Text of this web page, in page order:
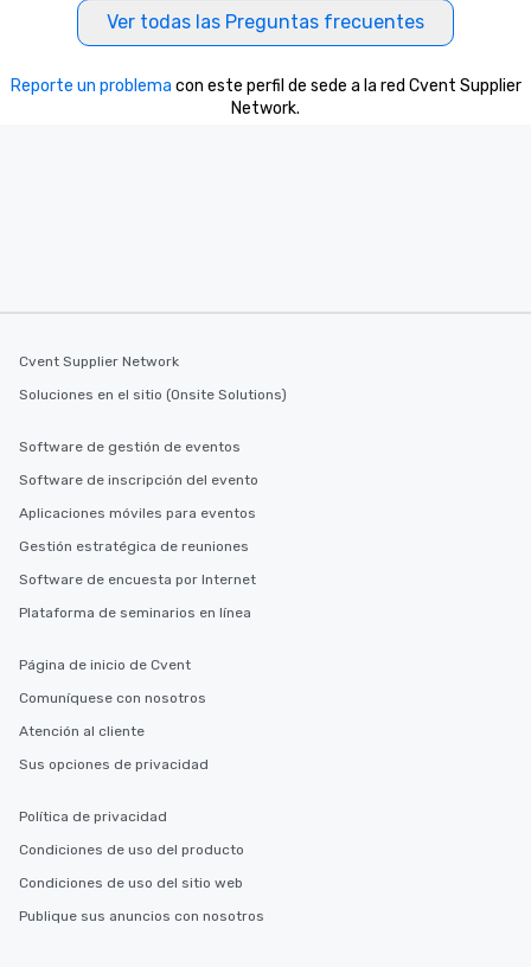
Ver todas las Preguntas frecuentes
Reporte un problema con este perfil de sede a la red Cvent Supplier
Network.
Cvent Supplier Network
Soluciones en el sitio (Onsite Solutions)
Software de gestión de eventos
Software de inscripción del evento
Aplicaciones móviles para eventos
Gestión estratégica de reuniones
Software de encuesta por Internet
Plataforma de seminarios en línea
Página de inicio de Cvent
Comuníquese con nosotros
Atención al cliente
Sus opciones de privacidad
Política de privacidad
Condiciones de uso del producto
Condiciones de uso del sitio web
Publique sus anuncios con nosotros